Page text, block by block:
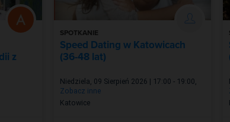
z
SPOTKANIE
Speed Dating w Katowicach
(36-48 lat)
Niedziela, 09 Sierpień 2026 | 17:00 - 19:00,
Zobacz inne
Katowice